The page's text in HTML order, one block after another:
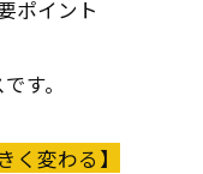
ポイント
す。
く変わる】